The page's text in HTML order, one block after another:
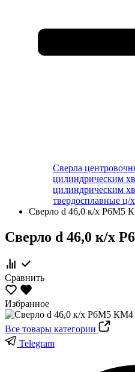
Сверла
цилиндрическим
цилиндрическим
твердосплавные ц/
Сверло d 46,0 к/х Р6М5
Сверло d 46,0 к/х
Сравнить
Избранное
Все товары категории
Telegram